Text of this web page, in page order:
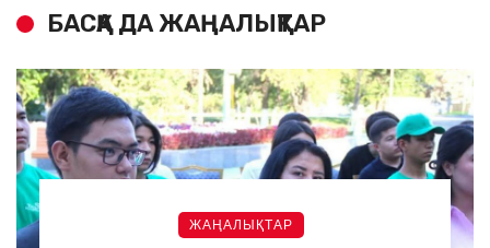
БАСҚА ДА ЖАҢАЛЫҚТАР
ЖАҢАЛЫҚТАР